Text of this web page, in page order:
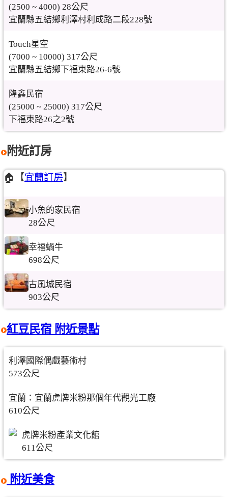
(2500 ~ 4000) 28公尺
宜蘭縣五結鄉利澤村利成路二段228號
Touch星空
(7000 ~ 10000) 317公尺
宜蘭縣五結鄉下福東路26-6號
隆鑫民宿
(25000 ~ 25000) 317公尺
下福東路26之2號
附近訂房
🏠【宜蘭訂房】
小魚的家民宿
28公尺
幸福蝸牛
698公尺
古風城民宿
903公尺
紅豆民宿 附近景點
利澤國際偶戲藝術村
573公尺
宜蘭：宜蘭虎牌米粉那個年代觀光工廠
610公尺
虎牌米粉產業文化館
611公尺
附近美食